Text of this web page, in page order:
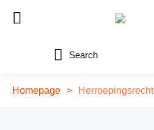
Search
Homepage > Herroepingsrecht